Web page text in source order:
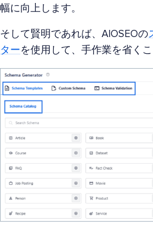
幅に向上します。
そして賢明であれば、AIOSEOの
ターを使用して、手作業を省くこ